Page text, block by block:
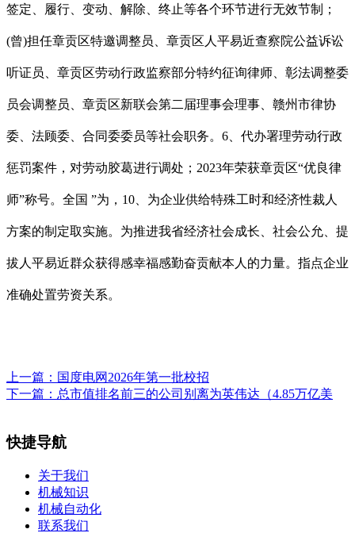
签定、履行、变动、解除、终止等各个环节进行无效节制；
(曾)担任章贡区特邀调整员、章贡区人平易近查察院公益诉讼
听证员、章贡区劳动行政监察部分特约征询律师、彰法调整委
员会调整员、章贡区新联会第二届理事会理事、赣州市律协
委、法顾委、合同委委员等社会职务。6、代办署理劳动行政
惩罚案件，对劳动胶葛进行调处；2023年荣获章贡区“优良律
师”称号。全国 ”为，10、为企业供给特殊工时和经济性裁人
方案的制定取实施。为推进我省经济社会成长、社会公允、提
拔人平易近群众获得感幸福感勤奋贡献本人的力量。指点企业
准确处置劳资关系。
上一篇： 国度电网2026年第一批校招
下一篇： 总市值排名前三的公司别离为英伟达（4.85万亿美
快捷导航
关于我们
机械知识
机械自动化
联系我们